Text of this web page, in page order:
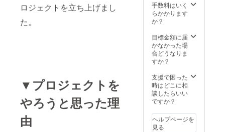
ロジェクトを立ち上げまし
た。
▼プロジェクトを
やろうと思った理
由
手数料はいく
らかかります
か？
目標金額に届
かなかった場
合どうなりま
すか？
支援で困った
時はどこに相
談したらいい
ですか？
ヘルプページを
見る